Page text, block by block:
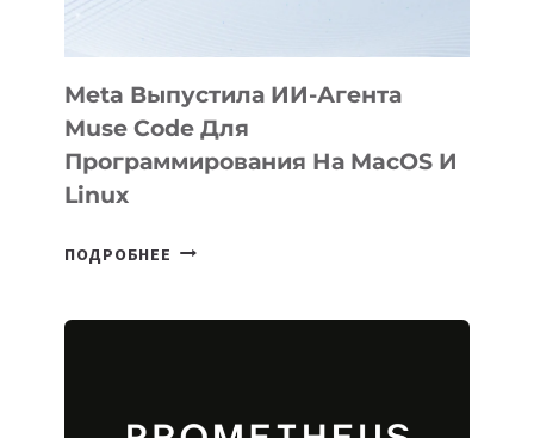
Meta Выпустила ИИ-Агента
Muse Code Для
Программирования На MacOS И
Linux
ПОДРОБНЕЕ META
ДЛЯ